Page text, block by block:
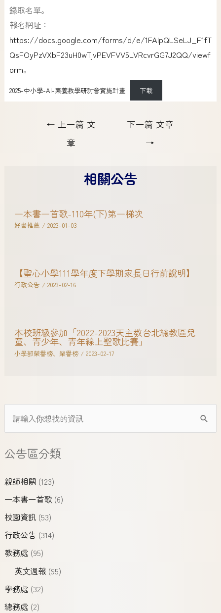
公告區分類
親師相關(123)
一本書一首歌(6)
校園資訊(53)
行政公告(314)
教務處(95)
英文週報(95)
學務處(32)
總務處(2)
錄取名單。
報名網址：
https://docs.google.com/forms/d/e/1FAIpQLSeLJ_F1fT
QsFOyPzVXbF23uH0wTjvPEVFVV5LVRcvrGG7J2QQ/viewf
orm。
2025-中小學-AI-素養教學研討會實施計畫 下載
← 上一篇 文
章
下一篇 文章
→
相關公告
一本書一首歌-110年(下)第一梯次
好書推薦 / 2023-01-03
【聖心小學111學年度下學期家長日行前說明】
行政公告 / 2023-02-16
本校班級參加「2022-2023天主教台北總教區兒
童、青少年、青年線上聖歌比賽」
小學部榮譽榜、 榮譽榜/ 2023-02-17